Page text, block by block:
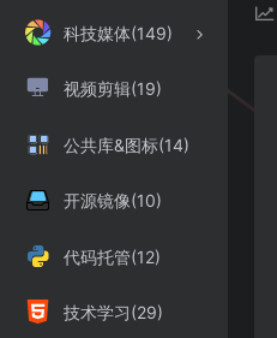
科技媒体(149)
视频剪辑(19)
公共库&图标(14)
开源镜像(10)
代码托管(12)
技术学习(29)